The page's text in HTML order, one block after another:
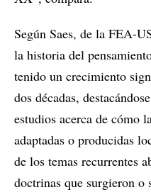
Según Saes, de la FEA-
la historia del
tenido un crecimiento
dos décadas,
estudios acerca de cómo
adaptadas o producidas
de los temas recurrentes
doctrinas que surgieron o